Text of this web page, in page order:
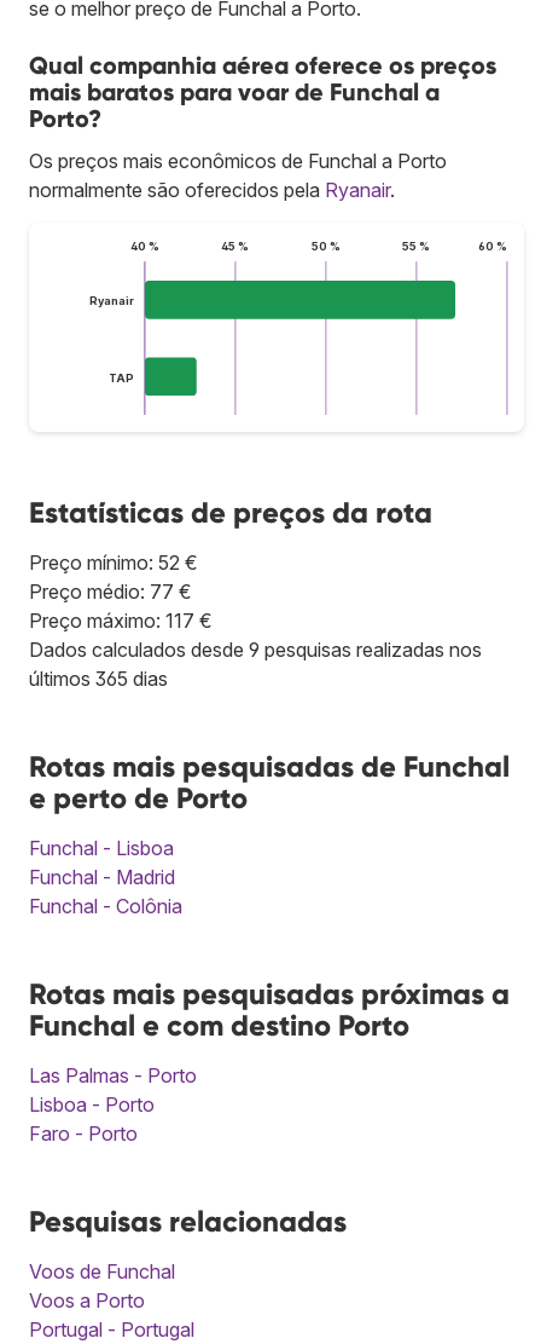
se o melhor preço de Funchal a Porto.
Qual companhia aérea oferece os preços
mais baratos para voar de Funchal a
Porto?
Os preços mais econômicos de Funchal a Porto
normalmente são oferecidos pela Ryanair.
40 % 45 % 50 % 55 % 60 %
Ryanair
TAP
Estatísticas de preços da rota
Preço mínimo: 52 €
Preço médio: 77 €
Preço máximo: 117 €
Dados calculados desde 9 pesquisas realizadas nos
últimos 365 dias
Rotas mais pesquisadas de Funchal
e perto de Porto
Funchal - Lisboa
Funchal - Madrid
Funchal - Colônia
Rotas mais pesquisadas próximas a
Funchal e com destino Porto
Las Palmas - Porto
Lisboa - Porto
Faro - Porto
Pesquisas relacionadas
Voos de Funchal
Voos a Porto
Portugal - Portugal